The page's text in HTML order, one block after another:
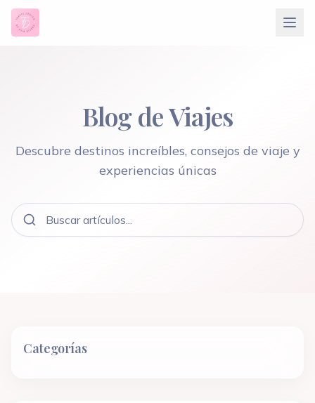
Blog de Viajes
Descubre destinos increíbles, consejos de viaje y
experiencias únicas
Categorías